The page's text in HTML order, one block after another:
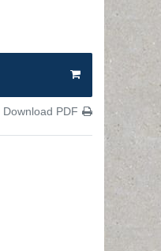
Download PDF